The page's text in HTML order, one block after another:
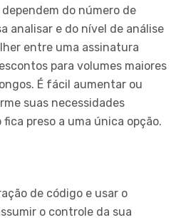
do número de
analisar e do nível de análise
entre uma assinatura
para volumes maiores
É fácil aumentar ou
suas necessidades
preso a uma única opção.
de código e usar o
o controle da sua